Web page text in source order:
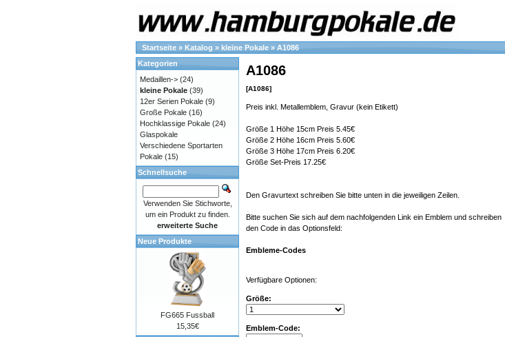
Startseite » Katalog » kleine Pokale » A1086
A1086
[A1086]
Preis inkl. Metallemblem, Gravur (kein Etikett)
Größe 1 Höhe 15cm Preis 5.45€
Größe 2 Höhe 16cm Preis 5.60€
Größe 3 Höhe 17cm Preis 6.20€
Größe Set-Preis 17.25€
Den Gravurtext schreiben Sie bitte unten in die jeweiligen Zeilen.
Bitte suchen Sie sich auf dem nachfolgenden Link ein Emblem und schreiben
den Code in das Optionsfeld:
Embleme-Codes
Verfügbare Optionen:
Größe:
Emblem-Code:
Kategorien
Medaillen-> (24)
kleine Pokale (39)
12er Serien Pokale (9)
Große Pokale (16)
Hochklassige Pokale (24)
Glaspokale
Verschiedene Sportarten
Pokale (15)
Schnellsuche
Verwenden Sie Stichworte,
um ein Produkt zu finden.
erweiterte Suche
Neue Produkte
FG665 Fussball
15,35€